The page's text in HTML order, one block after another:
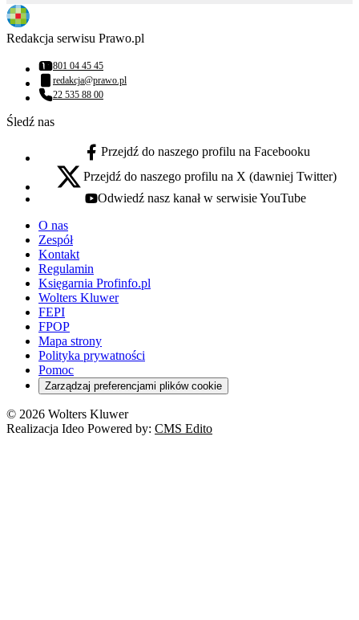
Redakcja serwisu Prawo.pl
Numer telefonu:
801 04 45 45
Adres email:
redakcja@prawo.pl
Numer telefonu:
22 535 88 00
Śledź nas
facebook - otwiera się w nowej karcie
Przejdź do naszego profilu na Facebooku
x - otwiera się w nowej karcie
Przejdź do naszego profilu na X (dawniej Twitter)
youtube - otwiera się w nowej karcie
Odwiedź nasz kanał w serwisie YouTube
O nas
Zespół
Kontakt
Regulamin
Księgarnia Profinfo.pl
Wolters Kluwer
FEPI
FPOP
Mapa strony
Polityka prywatności
Pomoc
Zarządzaj preferencjami plików cookie
© 2026 Wolters Kluwer
Realizacja Ideo Powered by: CMS Edito